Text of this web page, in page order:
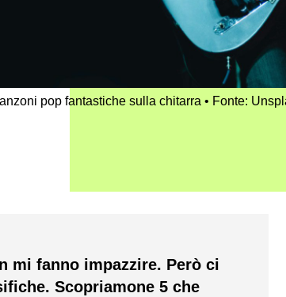
pop fantastiche sulla chitarra Fonte:
mi fanno impazzire. Però ci
Scopriamone 5 che